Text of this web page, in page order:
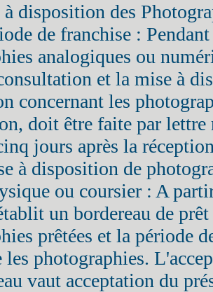
disposition des
de franchise :
analogiques ou
et la mise à
concernant les
doit être faite par lettre
jours après la
à disposition de
ou coursier : A
un bordereau de
prêtées et la période
les photographies.
vaut acceptation du